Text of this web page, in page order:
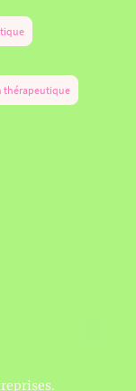
thérapeutique